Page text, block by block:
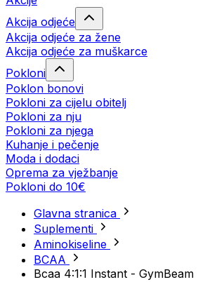
Akcija odjeće
Akcija odjeće za žene
Akcija odjeće za muškarce
Pokloni
Poklon bonovi
Pokloni za cijelu obitelj
Pokloni za nju
Pokloni za njega
Kuhanje i pečenje
Moda i dodaci
Oprema za vježbanje
Pokloni do 10€
Glavna stranica
Suplementi
Aminokiseline
BCAA
Bcaa 4:1:1 Instant - GymBeam